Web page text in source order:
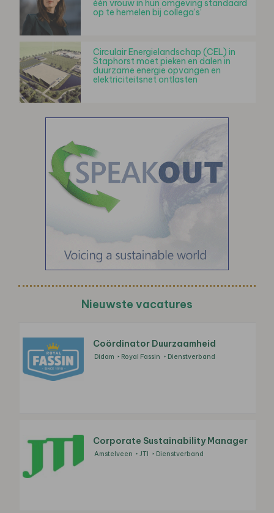
één vrouw in hun omgeving standaard
op te hemelen bij collega’s’
Circulair Energielandschap (CEL) in
Staphorst moet pieken en dalen in
duurzame energie opvangen en
elektriciteitsnet ontlasten
Nieuwste vacatures
Coördinator Duurzaamheid
Didam Royal Fassin Dienstverband
Corporate Sustainability Manager
Amstelveen JTI Dienstverband